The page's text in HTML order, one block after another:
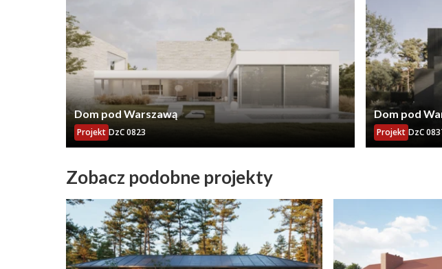
Dom pod Warszawą
Projekt DzC 0823
Dom pod
Projekt DzC
Zobacz podobne projekty